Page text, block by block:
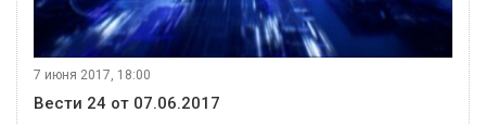
7 июня 2017, 18:00
Вести 24 от 07.06.2017